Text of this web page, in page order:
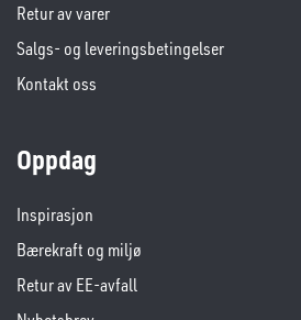
Retur av varer
Salgs- og leveringsbetingelser
Kontakt oss
Oppdag
Inspirasjon
Bærekraft og miljø
Retur av EE-avfall